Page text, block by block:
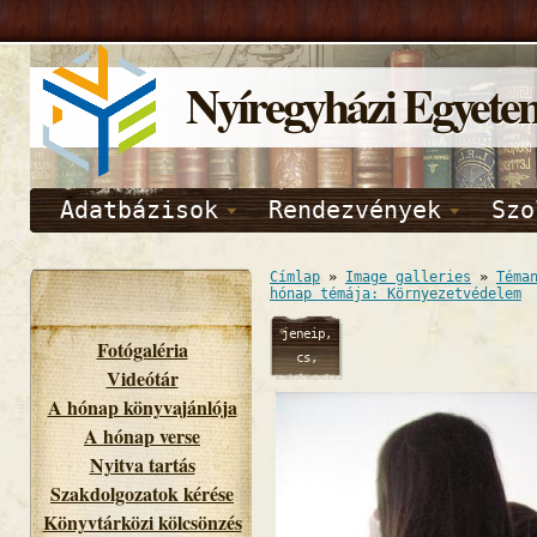
Nyíregyházi
Adatbázisok Rendezvények
Fotógaléria
Videótár
A hónap könyvajánlója
A hónap verse
Nyitva tartás
Szakdolgozatok kérése
Könyvtárközi kölcsönzés
Címlap » Image galleries »
hónap témája: Környezetvédelem
jeneip,
cs,
10/08/2015